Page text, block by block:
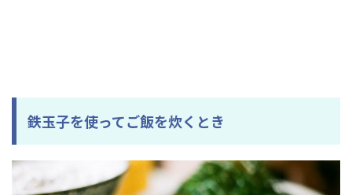
鉄玉子を使ってご飯を炊くとき